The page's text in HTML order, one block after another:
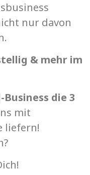
nur davon
& mehr im
Business die 3
mit
liefern!